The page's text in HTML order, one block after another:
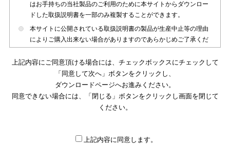
はお手持ちの当社製品のご利用のために本サイトからダウンロー
ドした取扱説明書を一部のみ複製することができます。
本サイトに公開されている取扱説明書の製品が生産中止等の理由
によりご購入出来ない場合がありますのであらかじめご了承くだ
本サイトに公開されている取扱説明書は、製品が発売された時点
のものを掲載しております。従いまして本サイトに掲載されてい
る取扱説明書の記載内容とお客さまがお持ちの製品の仕様がその
後のマイナーチェンジ等で変更になる場合がございます。本サイ
トに公開されている取扱説明書の内容とお手持ちの製品の仕様に
上記内容にご同意頂ける場合には、チェックボックスにチェックして
「同意して次へ」ボタンをクリックし、
ダウンロードページへお進みください。
同意できない場合には、「閉じる」ボタンをクリックし画面を閉じて
ください。
上記内容に同意します。